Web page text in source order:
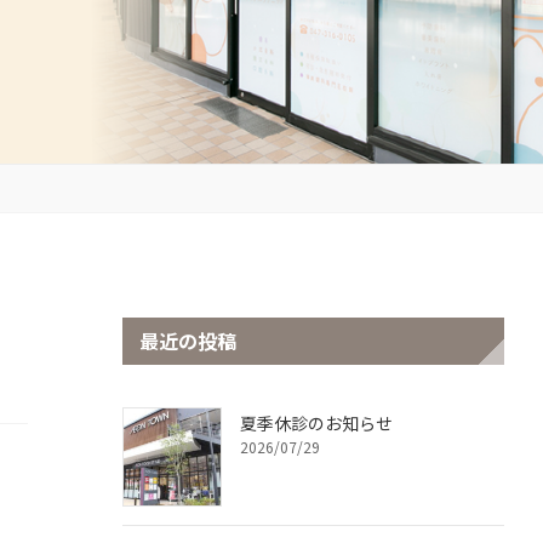
最近の投稿
夏季休診のお知らせ
2026/07/29